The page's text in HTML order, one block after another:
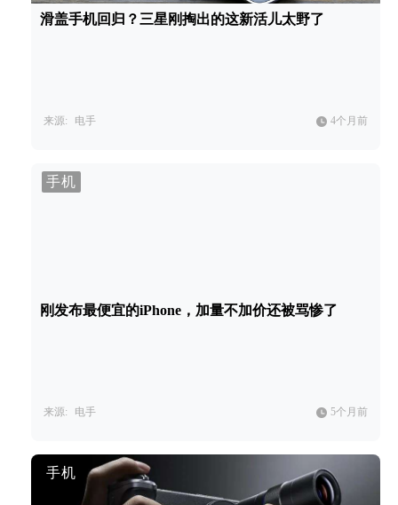
滑盖手机回归？三星刚掏出的这新活儿太野了
来源: 电手 4个月前
手机
刚发布最便宜的iPhone，加量不加价还被骂惨了
来源: 电手 5个月前
手机